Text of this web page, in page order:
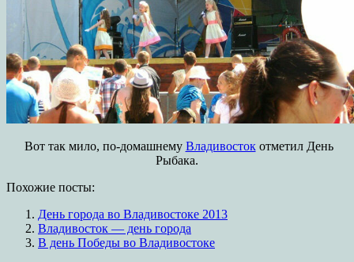
Вот так мило, по-домашнему Владивостокотметил День
Рыбака.
Похожие посты:
День города во Владивостоке 2013
Владивосток — день города
В день Победы во Владивостоке